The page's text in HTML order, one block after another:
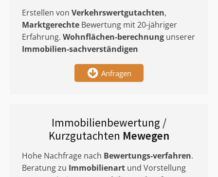
Erstellen von Verkehrswertgutachten,
Marktgerechte Bewertung mit 20-jähriger
Erfahrung. Wohnflächen-berechnung unserer
Immobilien-sachverständigen
Anfragen
Immobilienbewertung /
Kurzgutachten Mewegen
Hohe Nachfrage nach Bewertungs-verfahren.
Beratung zu Immobilienart und Vorstellung